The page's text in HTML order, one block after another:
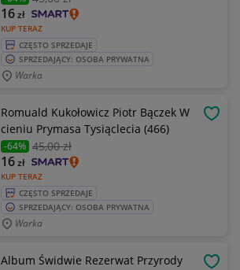
KUP TERAZ
16zł
CZĘSTO SPRZEDAJE
SPRZEDAJĄCY: OSOBA PRYWATNA
Warka
Romuald Kukołowicz Piotr Bączek W
cieniu Prymasa Tysiąclecia (466)
-64% 45,00 zł
KUP TERAZ
16zł
CZĘSTO SPRZEDAJE
SPRZEDAJĄCY: OSOBA PRYWATNA
Warka
Album Świdwie Rezerwat Przyrody